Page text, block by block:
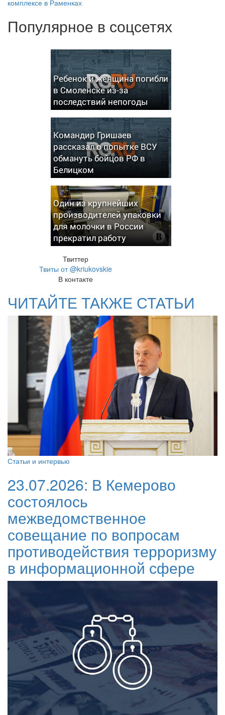
комплексе в Раменках
Популярное в соцсетях
Ребенок и женщина погибли
в Смоленске из-за
последствий непогоды
Командир Гришаев
рассказал о попытке ВСУ
обмануть бойцов РФ в
Белицком
Один из крупнейших
производителей упаковки
для молочки в России
прекратил работу
Твиттер
Твиты от @kriukovskie
В контакте
ЧИТАЙТЕ ТАКЖЕ СТАТЬИ
Статьи и интервью
23.07.2026: В Кемерово
состоялось
межведомственное
совещание по вопросам
противодействия терроризму
в информационной сфере